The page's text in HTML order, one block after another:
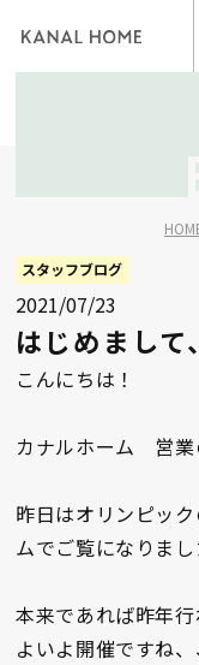
スタッフブログ
2021/07/23
はじめまし
こんにちは！
カナルホーム 営業
昨日はオリンピッ
ムでご覧になりまし
本来であれば昨年
よいよ開催ですね、